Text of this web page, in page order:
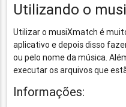
Utilizando o
Utilizar o musiXmatch é
aplicativo e depois disso
ou pelo nome da música.
executar os arquivos que
Informações: